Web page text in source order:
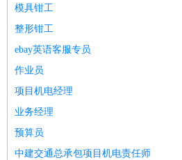
模具钳工
整形钳工
ebay英语客服专员
作业员
项目机电经理
业务经理
预算员
中建交通总承包项目机电责任师